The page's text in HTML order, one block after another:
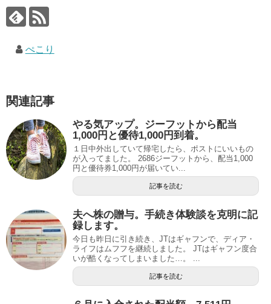
ぺこり
関連記事
やる気アップ。ジーフットから配当
1,000円と優待1,000円到着。
１日中外出していて帰宅したら、ポストにいいもの
が入ってました。 2686ジーフットから、配当1,000
円と優待券1,000円が届いてい...
記事を読む
夫へ株の贈与。手続き体験談を克明に記
録します。
今日も昨日に引き続き、JTはギャフンで、ディア・
ライフはムフフを継続しました。 JTはギャフン度合
いが酷くなってしまいました…。 ...
記事を読む